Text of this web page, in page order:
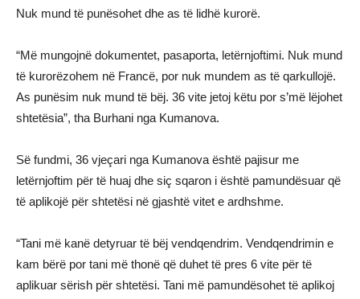
Nuk mund të punësohet dhe as të lidhë kurorë.
“Më mungojnë dokumentet, pasaporta, letërnjoftimi. Nuk mund
të kurorëzohem në Francë, por nuk mundem as të qarkullojë.
As punësim nuk mund të bëj. 36 vite jetoj këtu por s’më lëjohet
shtetësia”, tha Burhani nga Kumanova.
Së fundmi, 36 vjeçari nga Kumanova është pajisur me
letërnjoftim për të huaj dhe siç sqaron i është pamundësuar që
të aplikojë për shtetësi në gjashtë vitet e ardhshme.
“Tani më kanë detyruar të bëj vendqendrim. Vendqendrimin e
kam bërë por tani më thonë që duhet të pres 6 vite për të
aplikuar sërish për shtetësi. Tani më pamundësohet të aplikoj